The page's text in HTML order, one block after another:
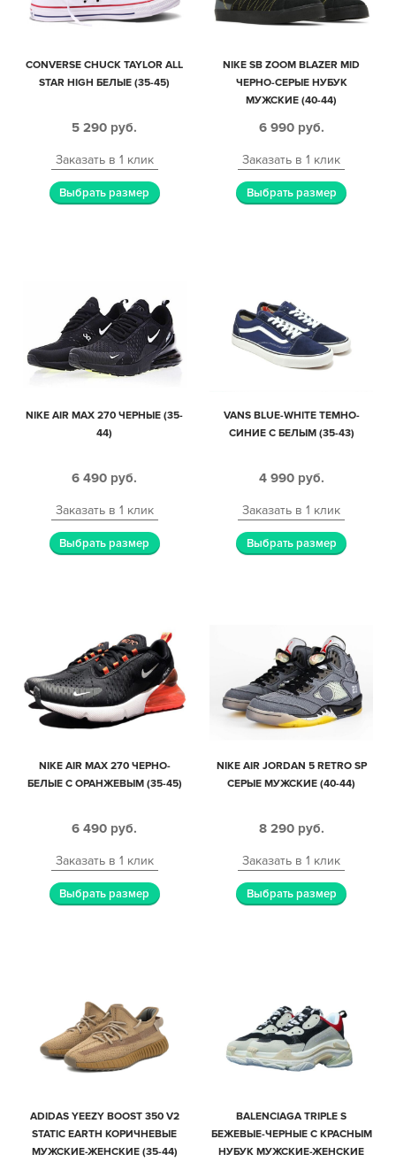
CONVERSE CHUCK TAYLOR ALL
STAR HIGH БЕЛЫЕ (35-45)
5 290 руб.
Заказать в 1 клик
Выбрать размер
NIKE SB ZOOM BLAZER MID
ЧЕРНО-СЕРЫЕ НУБУК
МУЖСКИЕ (40-44)
6 990 руб.
Заказать в 1 клик
Выбрать размер
NIKE AIR MAX 270 ЧЕРНЫЕ (35-
44)
6 490 руб.
Заказать в 1 клик
Выбрать размер
VANS BLUE-WHITE ТЕМНО-
СИНИЕ С БЕЛЫМ (35-43)
4 990 руб.
Заказать в 1 клик
Выбрать размер
NIKE AIR MAX 270 ЧЕРНО-
БЕЛЫЕ С ОРАНЖЕВЫМ (35-45)
6 490 руб.
Заказать в 1 клик
Выбрать размер
NIKE AIR JORDAN 5 RETRO SP
СЕРЫЕ МУЖСКИЕ (40-44)
8 290 руб.
Заказать в 1 клик
Выбрать размер
ADIDAS YEEZY BOOST 350 V2
STATIC EARTH КОРИЧНЕВЫЕ
МУЖСКИЕ-ЖЕНСКИЕ (35-44)
BALENCIAGA TRIPLE S
БЕЖЕВЫЕ-ЧЕРНЫЕ С КРАСНЫМ
НУБУК МУЖСКИЕ-ЖЕНСКИЕ